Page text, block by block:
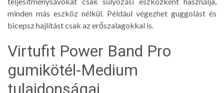
minden más eszköz nélkül. Például végezhet guggolást és
bicepsz hajlítást csak az erőszalagokkal is.
Virtufit Power Band Pro
gumikötél-Medium
tulajdonságai